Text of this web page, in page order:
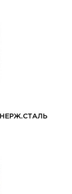
НЕРЖ.СТАЛЬ